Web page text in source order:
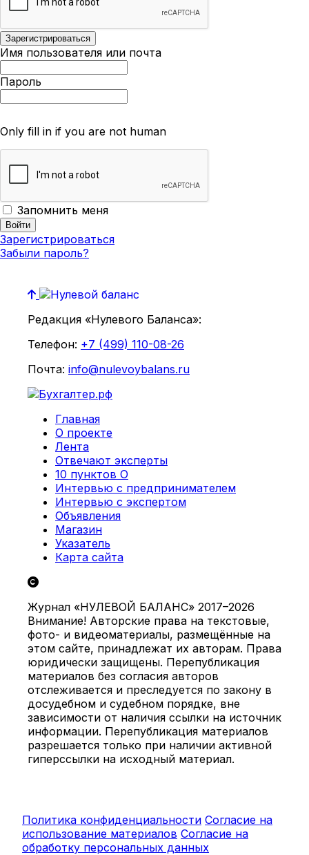
Имя пользователя или почта
Пароль
Only fill in if you are not human
Запомнить меня
Зарегистрироваться
Забыли пароль?
Редакция «Нулевого Баланса»:
Телефон: +7 (499) 110-08-26
Почта: info@nulevoybalans.ru
Главная
О проекте
Лента
Отвечают эксперты
10 пунктов О
Интервью с предпринимателем
Интервью с экспертом
Объявления
Магазин
Указатель
Карта сайта
Журнал «НУЛЕВОЙ БАЛАНС» 2017–2026
Внимание! Авторские права на текстовые,
фото- и видеоматериалы, размещённые на
этом сайте, принадлежат их авторам. Права
юридически защищены. Перепубликация
материалов без согласия авторов
отслеживается и преследуется по закону в
досудебном и судебном порядке, вне
зависимости от наличия ссылки на источник
информации. Перепубликация материалов
разрешается только при наличии активной
гиперссылки на исходный материал.
Политика конфиденциальности Согласие на
использование материалов Согласие на
обработку персональных данных